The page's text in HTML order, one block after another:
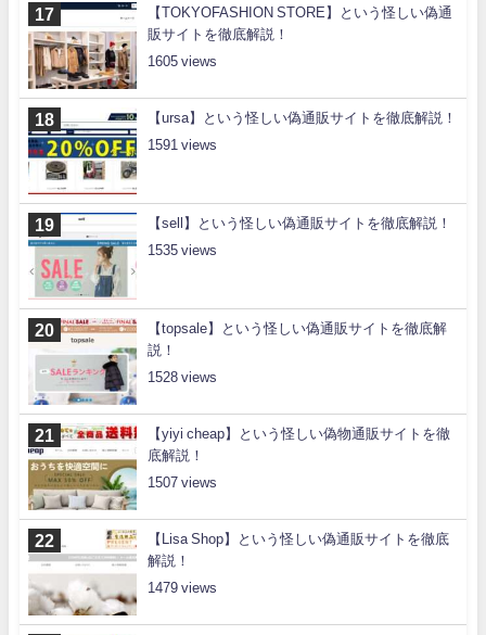
【TOKYOFASHION STORE】という怪しい偽通
販サイトを徹底解説！
1605
【ursa】という怪しい偽通販サイトを徹底解説！
1591
【sell】という怪しい偽通販サイトを徹底解説！
1535
【topsale】という怪しい偽通販サイトを徹底解
説！
1528
【yiyi cheap】という怪しい偽物通販サイトを徹
底解説！
1507
【Lisa Shop】という怪しい偽通販サイトを徹底
解説！
1479